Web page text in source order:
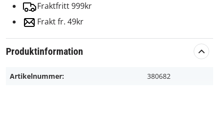
Fraktfritt 999kr
Frakt fr. 49kr
Produktinformation
Artikelnummer: 380682